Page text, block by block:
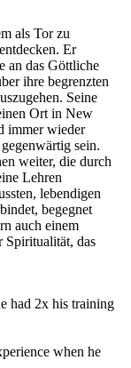
als Tor zu
Er
an das Göttliche
ihre begrenzten
Seine
Ort in New
immer wieder
sein.
weiter, die durch
Lehren
lebendigen
begegnet
auch einem
Spiritualität, das
had 2x his training
when he